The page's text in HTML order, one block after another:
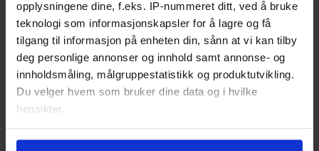
opplysningene dine, f.eks. IP-nummeret ditt, ved å bruke
teknologi som informasjonskapsler for å lagre og få
tilgang til informasjon på enheten din, sånn at vi kan tilby
deg personlige annonser og innhold samt annonse- og
innholdsmåling, målgruppestatistikk og produktutvikling.
Du velger hvem som bruker dine data og i hvilke
hensikter.
Hvis du gir oss lov, vil vi også gjerne:
Resultatet er basert på3tester.
Audiolab M-ONE
Resultatet er basert på